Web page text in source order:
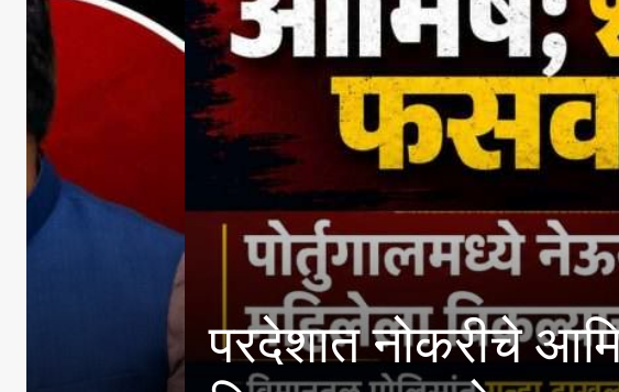
परदेशात नोकरीचे आमिष; ११